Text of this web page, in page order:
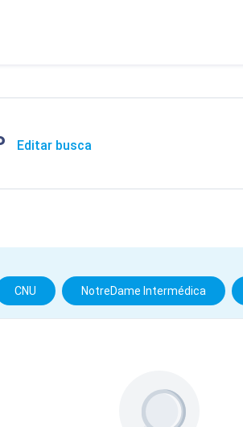
Editar busca
CNU NotreDame Intermédica